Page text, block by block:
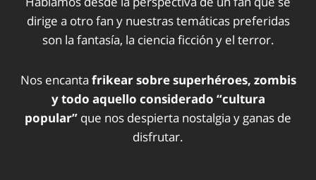
dirige a otro fan y nuestras temáticas preferidas
son la fantasía, la ciencia ficción y el terror.
Nos encanta frikear sobre superhéroes, zombis
y todo aquello considerado “cultura
popular” que nos despierta nostalgia y ganas de
disfrutar.